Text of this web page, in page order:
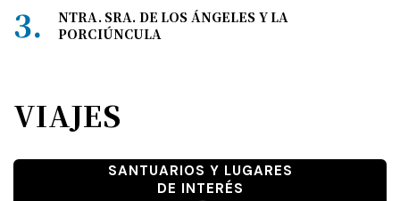
NTRA. SRA. DE LOS ÁNGELES Y LA
PORCIÚNCULA
VIAJES
SANTUARIOS Y LUGARES
DE INTERÉS